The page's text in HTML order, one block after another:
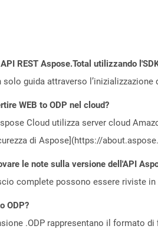
REST Aspose.Total utilizzando
solo guida attraverso
WEB to ODP nel cloud?
Cloud utilizza server cloud
di Aspose](https://
le note sulla versione dell'API
complete possono essere riviste in
ODP?
.ODP rappresentano il formato